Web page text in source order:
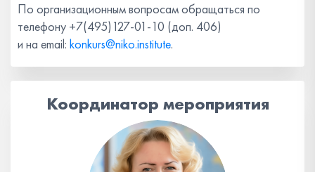
По организационным вопросам обращаться по
телефону +7(495)127-01-10 (доп. 406)
и на email: konkurs@niko.institute.
Координатор мероприятия